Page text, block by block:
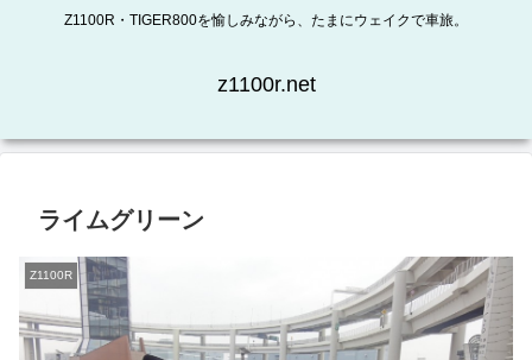
Z1100R・TIGER800を愉しみながら、たまにウェイクで車旅。
z1100r.net
ライムグリーン
Z1100R